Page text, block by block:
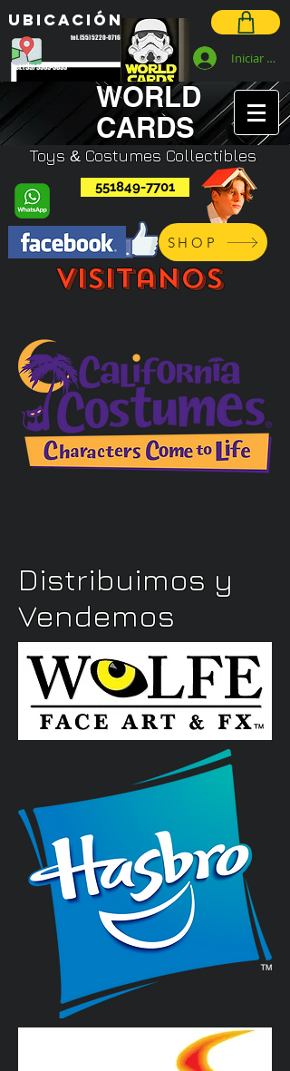
Ubicación
Iniciar
tel. (55) 5363-3833
551849-7701
SHOP
WORLD
CARDS
Toys & Costumes Collectibles
tel. (55) 5220-0716
Visitanos
Distribuimos y
Vendemos